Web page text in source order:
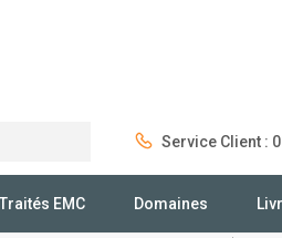
Service Client :
Traités EMC Domaines